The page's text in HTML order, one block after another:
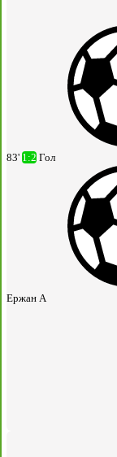
83' 1:2 Гол
Ержан А